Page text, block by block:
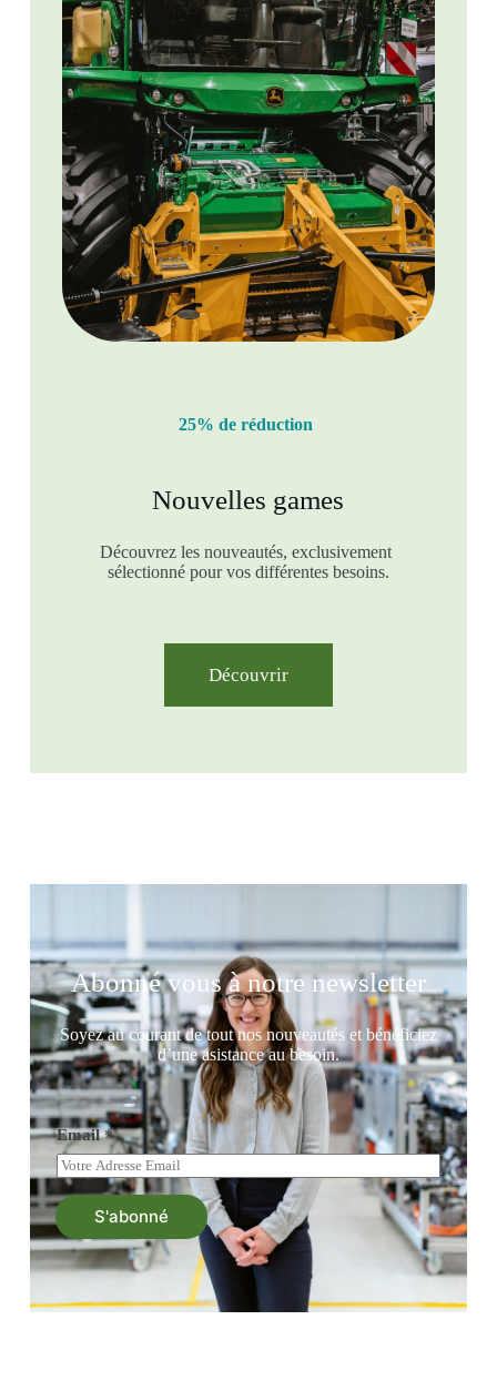
25% de réduction
Nouvelles games
Découvrez les nouveautés, exclusivement
sélectionné pour vos différentes besoins.
Découvrir
Abonné vous à notre newsletter
Soyez au courant de tout nos nouveautés et bénéficiez
d’une asistance au besoin.
Email*
S'abonné